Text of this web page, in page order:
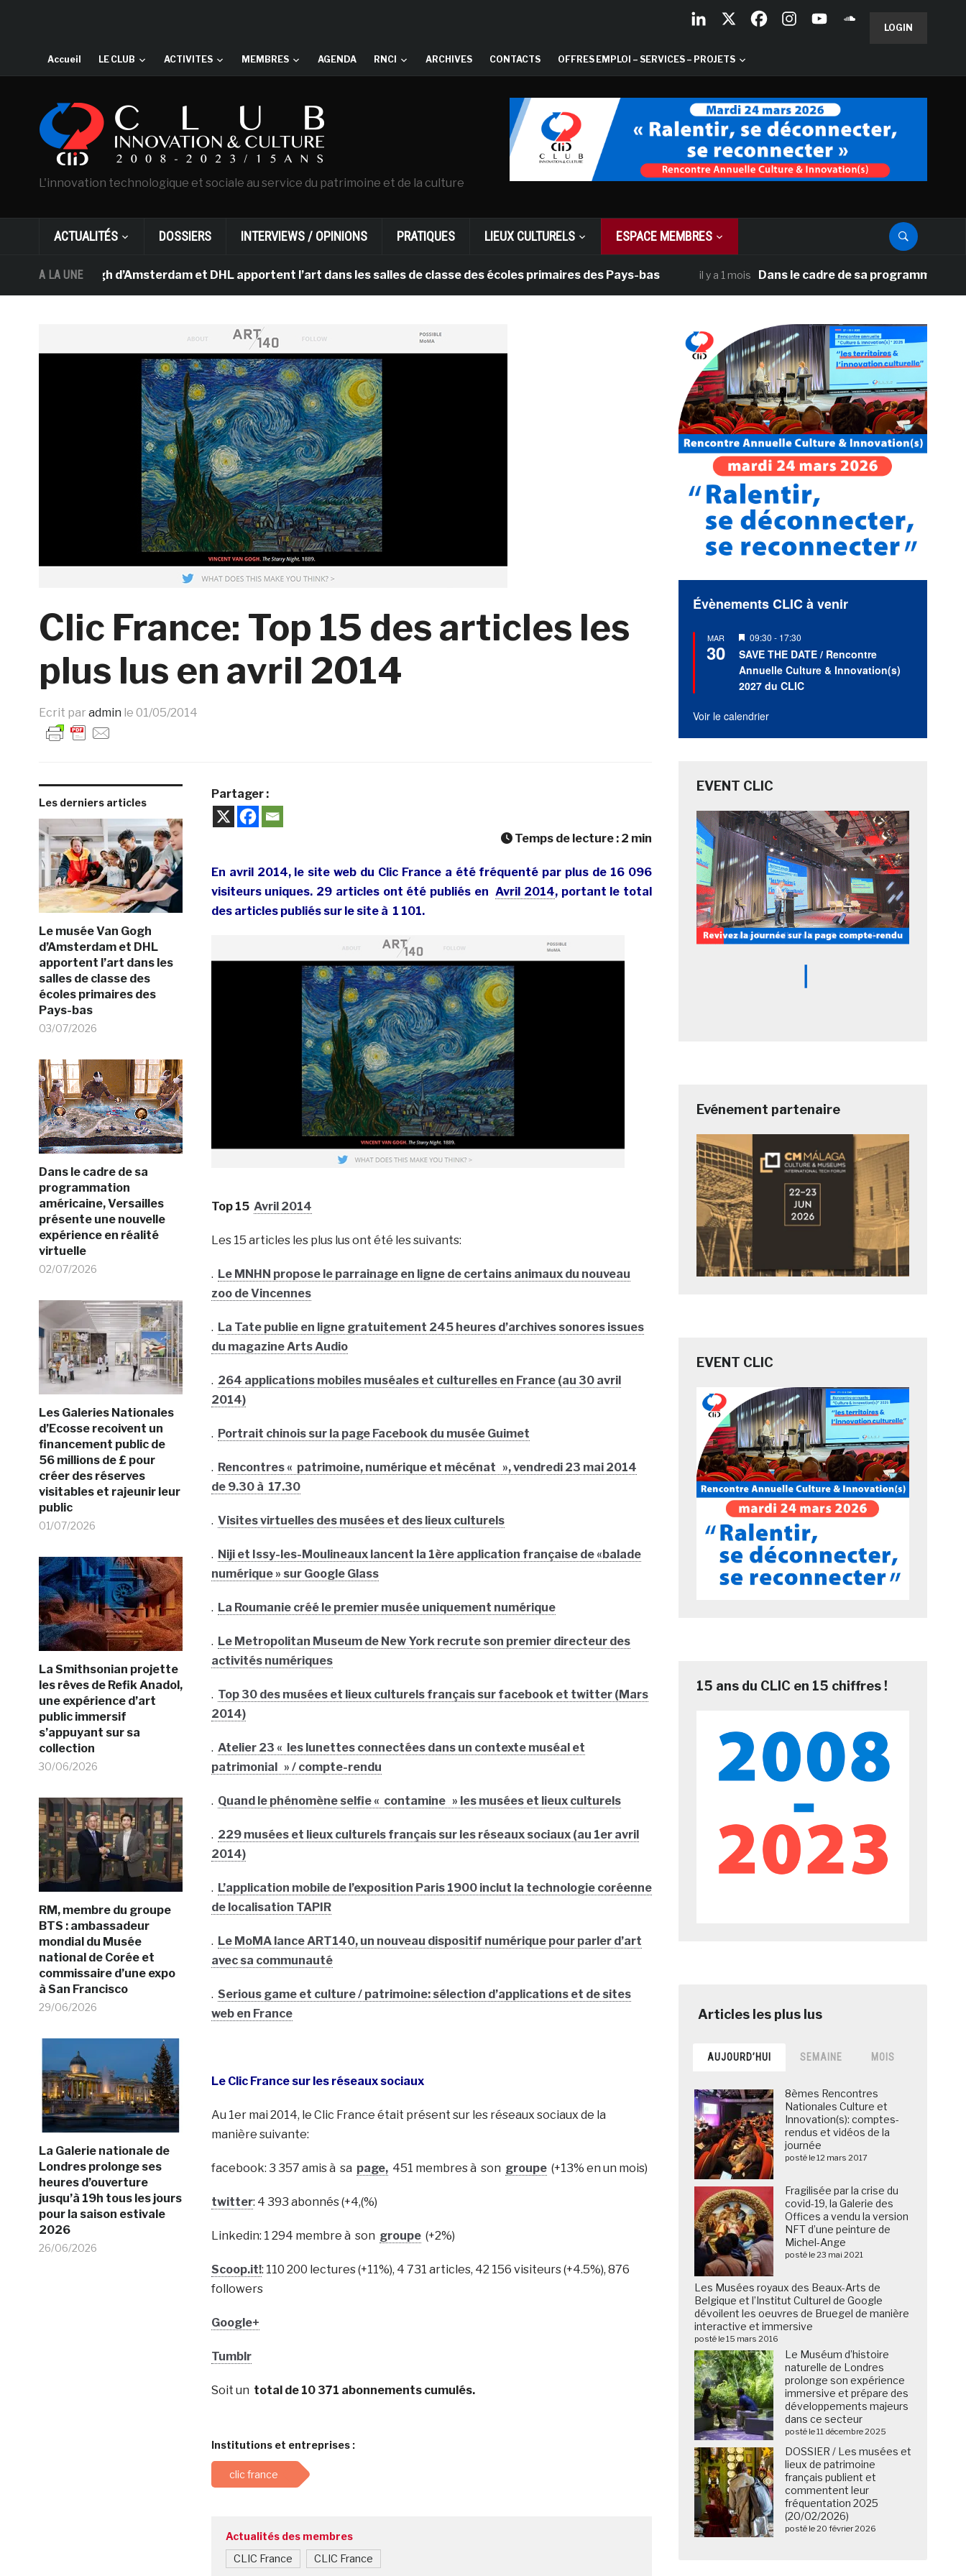
LOGIN
Accueil LE CLUB ACTIVITES MEMBRES AGENDA RNCI ARCHIVES CONTACTS OFFRES EMPLOI – SERVICES – PROJETS
L'innovation technologique et sociale au service du patrimoine et de la culture
ACTUALITÉS DOSSIERS INTERVIEWS / OPINIONS PRATIQUES LIEUX CULTURELS ESPACE MEMBRES
A LA UNE
Van Gogh d’Amsterdam et DHL apportent l’art dans les salles de classe des écoles primaires des Pays-bas il y a 1 mois Dans le cadre de sa programmation
Clic France: Top 15 des articles les
plus lus en avril 2014
Ecrit par admin le 01/05/2014
Les derniers articles
Le musée Van Gogh
d’Amsterdam et DHL
apportent l’art dans les
salles de classe des
écoles primaires des
Pays-bas
03/07/2026
Dans le cadre de sa
programmation
américaine, Versailles
présente une nouvelle
expérience en réalité
virtuelle
02/07/2026
Les Galeries Nationales
d’Ecosse recoivent un
financement public de
56 millions de £ pour
créer des réserves
visitables et rajeunir leur
public
01/07/2026
La Smithsonian projette
les rêves de Refik Anadol,
une expérience d’art
public immersif
s’appuyant sur sa
collection
30/06/2026
RM, membre du groupe
BTS : ambassadeur
mondial du Musée
national de Corée et
commissaire d’une expo
à San Francisco
29/06/2026
La Galerie nationale de
Londres prolonge ses
heures d’ouverture
jusqu’à 19h tous les jours
pour la saison estivale
2026
26/06/2026
Partager :
Temps de lecture : 2 min
En avril 2014, le site web du Clic France a été fréquenté par plus de 16 096
visiteurs uniques. 29 articles ont été publiés enAvril 2014, portant le total
des articles publiés sur le site à 1 101.
Top 15 Avril 2014
Les 15 articles les plus lus ont été les suivants:
. Le MNHN propose le parrainage en ligne de certains animaux du nouveau
zoo de Vincennes
. La Tate publie en ligne gratuitement 245 heures d’archives sonores issues
du magazine Arts Audio
. 264 applications mobiles muséales et culturelles en France (au 30 avril
2014)
. Portrait chinois sur la page Facebook du musée Guimet
. Rencontres « patrimoine, numérique et mécénat », vendredi 23 mai 2014
de 9.30 à 17.30
. Visites virtuelles des musées et des lieux culturels
. Niji et Issy-les-Moulineaux lancent la 1ère application française de «balade
numérique » sur Google Glass
. La Roumanie créé le premier musée uniquement numérique
. Le Metropolitan Museum de New York recrute son premier directeur des
activités numériques
. Top 30 des musées et lieux culturels français sur facebook et twitter (Mars
2014)
. Atelier 23 « les lunettes connectées dans un contexte muséal et
patrimonial » / compte-rendu
. Quand le phénomène selfie « contamine » les musées et lieux culturels
. 229 musées et lieux culturels français sur les réseaux sociaux (au 1er avril
2014)
. L’application mobile de l’exposition Paris 1900 inclut la technologie coréenne
de localisation TAPIR
. Le MoMA lance ART140, un nouveau dispositif numérique pour parler d’art
avec sa communauté
. Serious game et culture / patrimoine: sélection d’applications et de sites
web en France
Le Clic France sur les réseaux sociaux
Au 1er mai 2014, le Clic France était présent sur les réseaux sociaux de la
manière suivante:
facebook: 3 357 amis à sa page,451 membres à son groupe(+13% en un mois)
twitter: 4 393 abonnés (+4,(%)
Linkedin: 1 294 membre à son groupe(+2%)
Scoop.it!: 110 200 lectures (+11%), 4 731 articles, 42 156 visiteurs (+4.5%), 876
followers
Google+
Tumblr
Soit un total de 10 371 abonnements cumulés.
Institutions et entreprises :
clic france
Actualités des membres
CLIC France CLIC France
Évènements CLIC à venir
MAR
30
Mis
en
avant
09:30 - 17:30
SAVE THE DATE / Rencontre
Annuelle Culture & Innovation(s)
2027 du CLIC
Voir le calendrier
EVENT CLIC
Evénement partenaire
EVENT CLIC
15 ans du CLIC en 15 chiffres !
AUJOURD’HUI SEMAINE MOIS
8èmes Rencontres
Nationales Culture et
Innovation(s): comptes-
rendus et vidéos de la
journée
posté le 12 mars 2017
Fragilisée par la crise du
covid-19, la Galerie des
Offices a vendu la version
NFT d’une peinture de
Michel-Ange
posté le 23 mai 2021
Les Musées royaux des Beaux-Arts de
Belgique et l’Institut Culturel de Google
dévoilent les oeuvres de Bruegel de manière
interactive et immersive
posté le 15 mars 2016
Le Muséum d’histoire
naturelle de Londres
prolonge son expérience
immersive et prépare des
développements majeurs
dans ce secteur
posté le 11 décembre 2025
DOSSIER / Les musées et
lieux de patrimoine
français publient et
commentent leur
fréquentation 2025
(20/02/2026)
posté le 20 février 2026